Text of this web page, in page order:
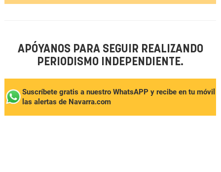
APÓYANOS PARA SEGUIR REALIZANDO
PERIODISMO INDEPENDIENTE.
Suscríbete gratis a nuestro WhatsAPP y recibe en tu móvil
las alertas de Navarra.com